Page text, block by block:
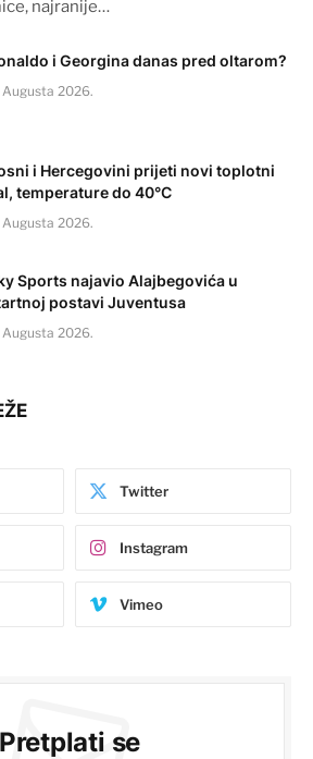
najranije…
i Georgina danas pred oltarom?
2026.
i Hercegovini prijeti novi toplotni
temperature do 40°C
2026.
Sports najavio Alajbegovića u
postavi Juventusa
2026.
Twitter
Instagram
Vimeo
Pretplati se